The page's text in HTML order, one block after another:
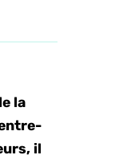
la
il